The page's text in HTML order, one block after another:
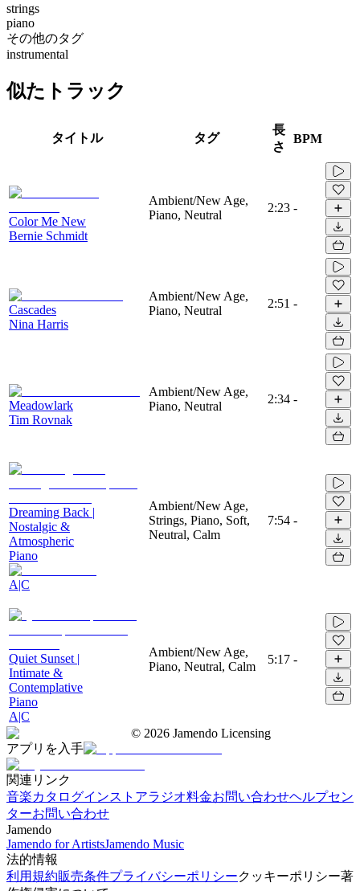
strings
piano
その他のタグ
instrumental
似たトラック
タイトル タグ
長
さ
BPM
Color Me New
Bernie Schmidt
Ambient/New Age,
Piano, Neutral
2:23 -
Cascades
Nina Harris
Ambient/New Age,
Piano, Neutral
2:51 -
Meadowlark
Tim Rovnak
Ambient/New Age,
Piano, Neutral
2:34 -
Dreaming Back |
Nostalgic &
Atmospheric
Piano
A|C
Ambient/New Age,
Strings, Piano, Soft,
Neutral, Calm
7:54 -
Quiet Sunset |
Intimate &
Contemplative
Piano
A|C
Ambient/New Age,
Piano, Neutral, Calm
5:17 -
© 2026 Jamendo Licensing
アプリを入手
関連リンク
音楽カタログインストアラジオ料金お問い合わせヘルプセン
ターお問い合わせ
Jamendo
Jamendo for ArtistsJamendo Music
法的情報
利用規約販売条件プライバシーポリシークッキーポリシー著